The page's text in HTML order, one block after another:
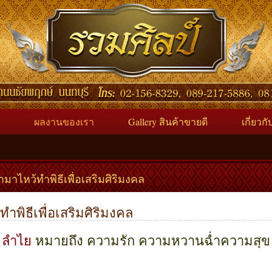
ผลงานของเรา Gallery สินค้าขายดี เกี่ยวกั
าไหว้ทำพิธีเพื่อเสริมศิริมงคล
พิธีเพื่อเสริมศิริมงคล
ลำไย หมายถึง ความรัก ความหวานฉ่ำความสุข